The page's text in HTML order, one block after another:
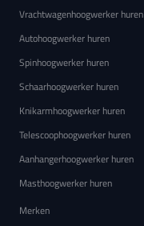
Vrachtwagenhoogwerker huren
Autohoogwerker huren
Spinhoogwerker huren
Schaarhoogwerker huren
Knikarmhoogwerker huren
Telescoophoogwerker huren
Aanhangerhoogwerker huren
Masthoogwerker huren
Merken